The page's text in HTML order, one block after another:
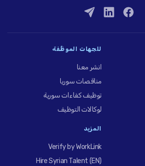
للجهات الموظِّفة
انشر معنا
مناقصات سوريا
توظيف كفاءات سورية
لوكالات التوظيف
المزيد
Verify by WorkLink
Hire Syrian Talent (EN)